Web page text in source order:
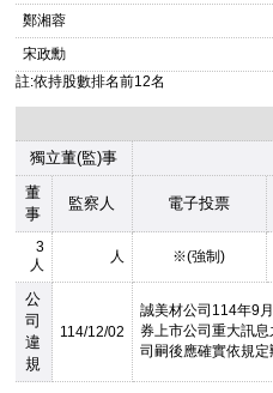
鄭湘蓉
宋政勳
註:依持股數排名前12名
獨立董(監)事
董
事
監察人 電子投票
3
人
人 ※(強制)
公
司
違
規
114/12/02
誠美材公司114年9
券上市公司重大訊
司嗣後應確實依規定